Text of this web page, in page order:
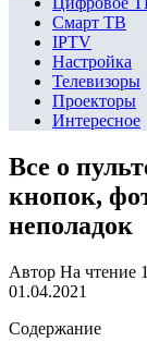
Смарт ТВ
IPTV
Настройка
Телевизоры
Проекторы
Интересное
Все о
кнопок,
неполадок
Автор На чтение
01.04.2021
Содержание